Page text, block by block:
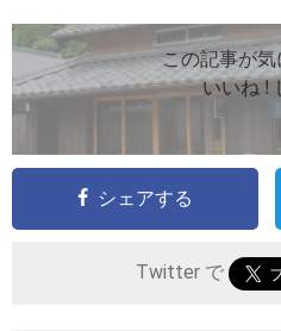
この記事が
いいね !
シェアする
Twitter で